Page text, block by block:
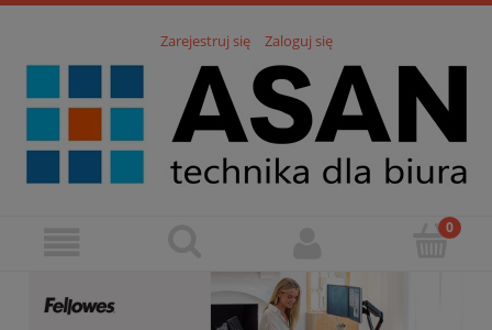
Zarejestruj się Zaloguj się